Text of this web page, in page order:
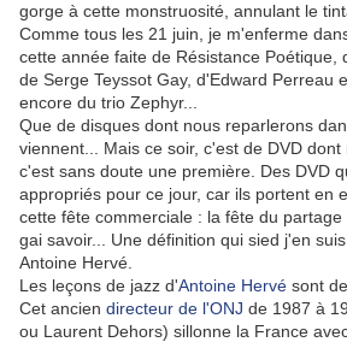
gorge à cette monstruosité, annulant le
Comme tous les 21 juin, je m'enferme
cette année faite de Résistance Poétique,
de Serge Teyssot Gay, d'Edward Perreau
encore du trio Zephyr...
Que de disques dont nous reparlerons
viennent... Mais ce soir, c'est de DVD
c'est sans doute une première. Des DVD
appropriés pour ce jour, car ils portent en
cette fête commerciale : la fête du
gai savoir... Une définition qui sied j'en
Antoine Hervé.
Les leçons de jazz d'Antoine Hervé sont
Cet ancien directeur de l'ONJ de 1987 à
ou Laurent Dehors) sillonne la France